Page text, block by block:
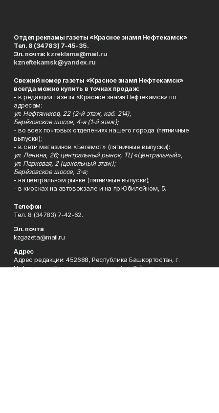
Отдел рекламы газеты «Красное знамя Нефтекамск»
Тел. 8 (34783) 7-45-35.
Эл. почта: kzreklama@mail.ru
kzneftekamsk@yandex.ru
Свежий номер газеты «Красное знамя Нефтекамск»
всегда можно купить в точках продаж:
- в редакции газеты «Красное знамя Нефтекамск» по
адресам:
ул. Нефтяников, 22 (2-й этаж, каб. 214),
Берёзовское шоссе, 4-а (1-й этаж);
- во всех почтовых отделениях нашего города (пятничные
выпуски);
- в сети магазинов «Бегемот» (пятничные выпуски):
ул. Ленина, 26; центральный рынок, ТЦ «Центральный»,
ул. Парковая, 2 (цокольный этаж);
Берёзовское шоссе, 3-в;
- на центральном рынке (пятничные выпуски);
- в киосках на автовокзале и на пр.Юбилейном, 5.
Телефон
Тел. 8 (34783) 7-42-62.
Эл. почта
kzgazeta@mail.ru
Адрес
Адрес редакции: 452688, Республика Башкортостан, г.
Нефтекамск, Берёзовское шоссе, 4-а, 3-й этаж.